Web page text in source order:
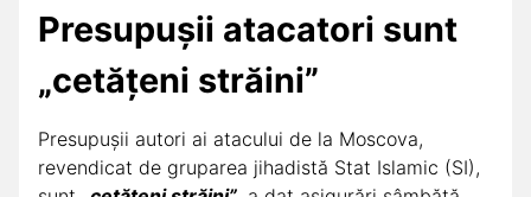
Presupușii atacatori sunt
„cetățeni străini”
Presupuşii autori ai atacului de la Moscova,
revendicat de gruparea jihadistă Stat Islamic (SI),